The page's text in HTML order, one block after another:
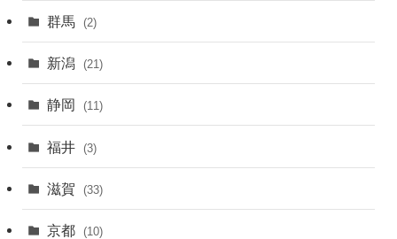
群馬 (2)
新潟 (21)
静岡 (11)
福井 (3)
滋賀 (33)
京都 (10)